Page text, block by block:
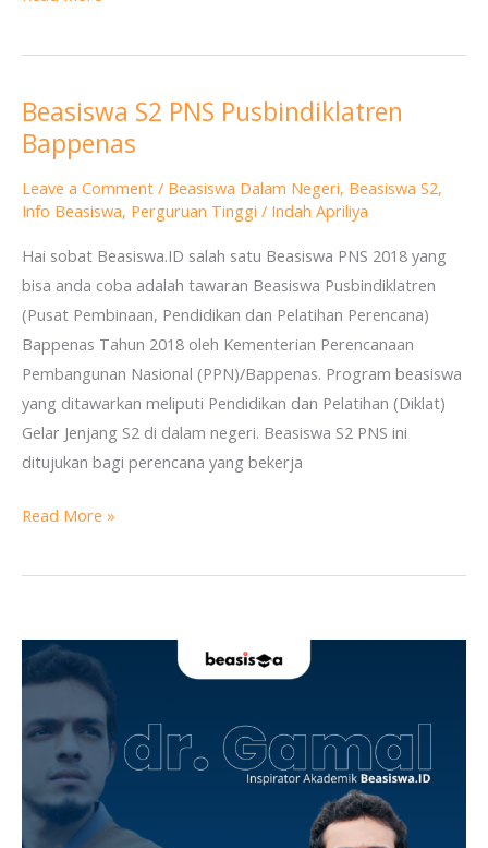
Beasiswa S2 PNS Pusbindiklatren
Bappenas
Leave a Comment / Beasiswa Dalam Negeri, Beasiswa S2,
Info Beasiswa, Perguruan Tinggi / Indah Apriliya
Hai sobat Beasiswa.ID salah satu Beasiswa PNS 2018 yang
bisa anda coba adalah tawaran Beasiswa Pusbindiklatren
(Pusat Pembinaan, Pendidikan dan Pelatihan Perencana)
Bappenas Tahun 2018 oleh Kementerian Perencanaan
Pembangunan Nasional (PPN)/Bappenas. Program beasiswa
yang ditawarkan meliputi Pendidikan dan Pelatihan (Diklat)
Gelar Jenjang S2 di dalam negeri. Beasiswa S2 PNS ini
ditujukan bagi perencana yang bekerja
Beasiswa
S2
Pusbindiklatren
Read More »